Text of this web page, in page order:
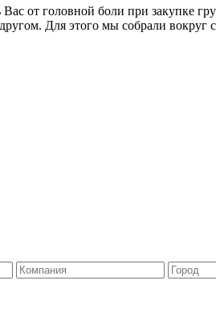
от головной боли при закупке
Для этого мы собрали